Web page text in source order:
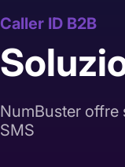
Caller ID B2B
NumBuster
SMS